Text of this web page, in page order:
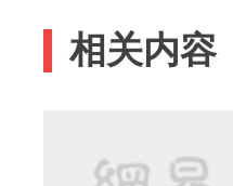
相关内容